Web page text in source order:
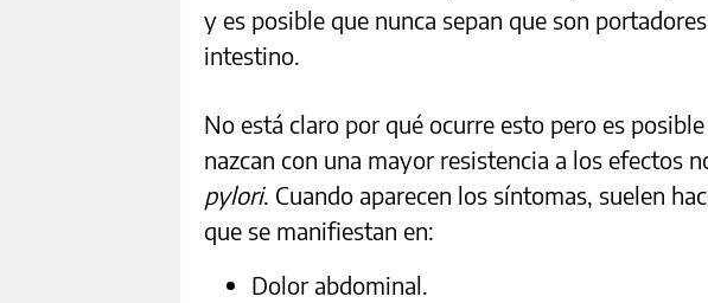
y es posible que nunca sepan que son
intestino.
No está claro por qué ocurre esto pero es
nazcan con una mayor resistencia a los efectos
pylori. Cuando aparecen los síntomas, suelen
que se manifiestan en:
Dolor abdominal.